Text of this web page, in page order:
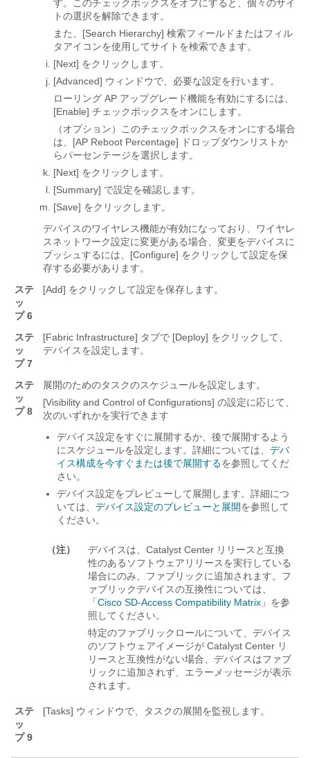
す。このチェックボックスをオフにすると、個々のサイ
トの選択を解除できます。
また、[Search Hierarchy] 検索フィールドまたはフィル
タアイコンを使用してサイトを検索できます。
[Next] をクリックします。
[Advanced] ウィンドウで、必要な設定を行います。
ローリング AP アップグレード機能を有効にするには、
[Enable] チェックボックスをオンにします。
（オプション）このチェックボックスをオンにする場合
は、[AP Reboot Percentage] ドロップダウンリストか
らパーセンテージを選択します。
[Next] をクリックします。
[Summary] で設定を確認します。
[Save] をクリックします。
デバイスのワイヤレス機能が有効になっており、ワイヤレ
スネットワーク設定に変更がある場合、変更をデバイスに
プッシュするには、[Configure] をクリックして設定を保
存する必要があります。
ステ
ッ
プ 6
[Add] をクリックして設定を保存します。
ステ
ッ
プ 7
[Fabric Infrastructure] タブで [Deploy] をクリックして、
デバイスを設定します。
ステ
ッ
プ 8
展開のためのタスクのスケジュールを設定します。
[Visibility and Control of Configurations] の設定に応じて、
次のいずれかを実行できます
デバイス設定をすぐに展開するか、後で展開するよう
にスケジュールを設定します。詳細については、 デバ
イス構成を今すぐまたは後で展開するを参照してくだ
さい。
デバイス設定をプレビューして展開します。詳細につ
いては、 デバイス設定のプレビューと展開を参照して
ください。
（注） デバイスは、 Catalyst Center リリースと互換
性のあるソフトウェアリリースを実行している
場合にのみ、ファブリックに追加されます。フ
ァブリックデバイスの互換性については、
「 Cisco SD-Access Compatibility Matrix 」を参
照してください。
特定のファブリックロールについて、デバイス
のソフトウェアイメージが Catalyst Center リ
リースと互換性がない場合、デバイスはファブ
リックに追加されず、エラーメッセージが表示
されます。
ステ
ッ
プ 9
[Tasks] ウィンドウで、タスクの展開を監視します。